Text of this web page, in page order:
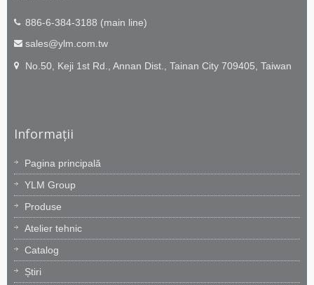
886-6-384-3188 (main line)
sales@ylm.com.tw
No.50, Keji 1st Rd., Annan Dist., Tainan City 709405, Taiwan
Informații
Pagina principală
YLM Group
Produse
Atelier tehnic
Catalog
Știri